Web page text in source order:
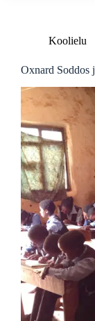
Koolielu
Oxnard Soddos